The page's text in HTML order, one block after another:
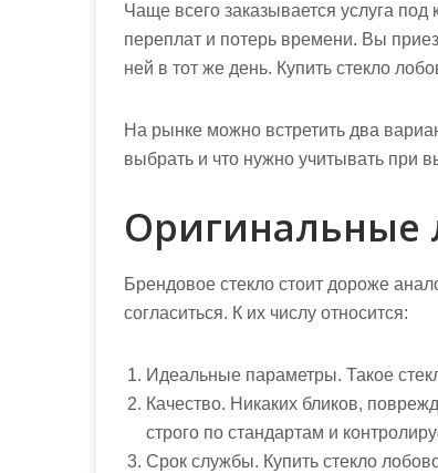
Чаще всего заказывается услуга
переплат и потерь времени. Вы
ней в тот же день. Купить стекло
На рынке можно встретить два
выбрать и что нужно учитывать при
Оригинальные
Брендовое стекло стоит дороже
согласиться. К их числу относится:
Идеальные параметры. Такое
Качество. Никаких бликов,
строго по стандартам и
Срок службы. Купить стекло